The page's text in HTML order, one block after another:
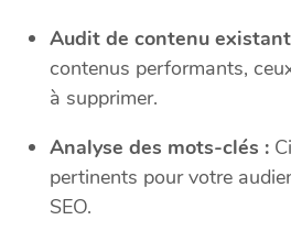
Audit de contenu
contenus performants,
à supprimer.
Analyse des mots-clés :
pertinents pour votre
SEO.